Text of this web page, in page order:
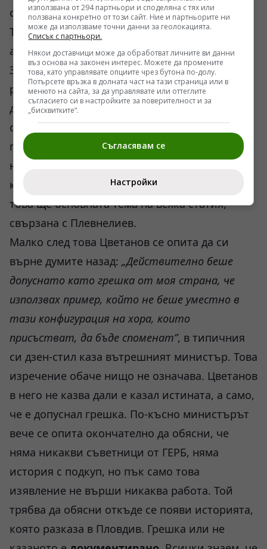
оплаче, че го рекетират.
Точно тук аферата заприлича на театър на
абсурда, защото всичко в нея се премълчава.
За нея стана известно от една изпусната
реплика, а за всичко останало трябва да се
досещаме, защото основните фигури не
спират да лъжат за случилото се през 2007
година. Порочният кръг от измами,
недоизказани неща и интриги вече препъна
кампанията на ГЕРБ, защото оттук-нататък
това ще основната тема на всяка статия,
свързана с Плевнелиев.
Малко след това Цветанов се опита да си
върне думите назад: „Действително беше
допуснато като грешка от моя страна, че
използвах пример, който не беше уместно в
тази конфигурация на хора, които
присъстват, да бъде споменат”, в типичния
си дзен-стил каза вътрешният министър. Това
изречение обаче нищо не означава. Цветанов
в него не казва дали е казал истината, а само,
че е допуснал грешка. По-късно министърът
вече се опита окончателно да обясни, че
няма никакви съветници от ГЕРБ, няма
история с подкуп, но пък само това
изявление не върши никаква работа. Той
трябва да обясни откъде се появи историята,
която разказа в Пловдив. Грешка или не
използвана от 294 партньори и споделяна с тях или
ползвана конкретно от този сайт. Ние и партньорите ни
може да използваме точни данни за геолокацията.
Списък с партньори.
Някои доставчици може да обработват личните ви данни
въз основа на законен интерес. Можете да промените
това, като управлявате опциите чрез бутона по-долу.
Потърсете връзка в долната част на тази страница или в
менюто на сайта, за да управлявате или оттеглите
съгласието си в настройките за поверителност и за
„бисквитките“.
Съгласявам се
Настройки